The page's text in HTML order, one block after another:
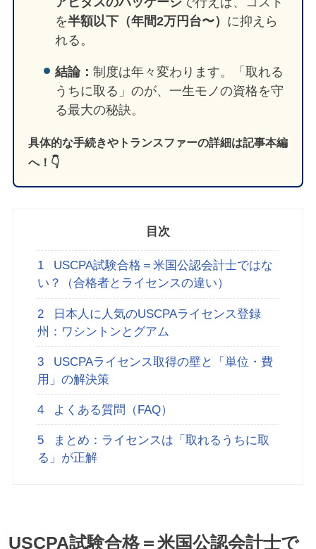
を半額以下（年間2万円台〜） に抑えら
れる。
結論： 制度は年々変わります。「取れる
うちに取る」のが、一生モノの資格を守
る最大の秘訣。
具体的な手続きやトランスファーの詳細は記事本編
へ！👇
目次
1
USCPA試験合格＝米国公認会計士ではな
い？（合格者とライセンスの違い）
2
日本人に人気のUSCPAライセンス登録
州：ワシントンとグアム
3
USCPAライセンス取得の壁と「単位・費
用」の解決策
4 よくある質問（FAQ）
5
まとめ：ライセンスは「取れるうちに取
る」が正解
USCPA試験合格＝米国公認会計士で